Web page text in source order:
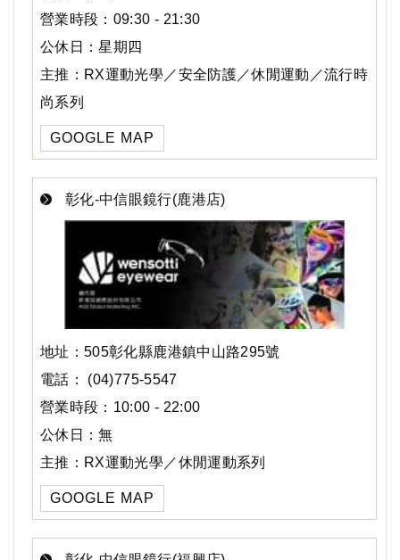
營業時段：09:30 - 21:30
公休日：星期四
主推：RX運動光學／安全防護／休閒運動／流行時
尚系列
GOOGLE MAP
彰化-中信眼鏡行(鹿港店)
地址：505彰化縣鹿港鎮中山路295號
電話： (04)775-5547
營業時段：10:00 - 22:00
公休日：無
主推：RX運動光學／休閒運動系列
GOOGLE MAP